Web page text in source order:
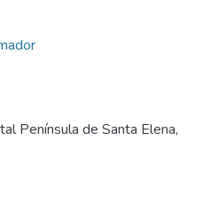
Península de Santa Elena,